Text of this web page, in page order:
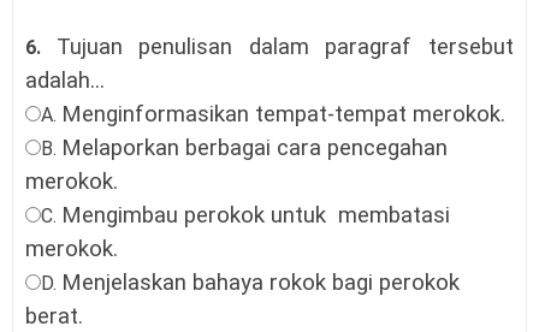
6. Tujuan penulisan dalam paragraf tersebut
adalah...
A. Menginformasikan tempat-tempat merokok.
B. Melaporkan berbagai cara pencegahan
merokok.
C. Mengimbau perokok untuk membatasi
merokok.
D. Menjelaskan bahaya rokok bagi perokok
berat.